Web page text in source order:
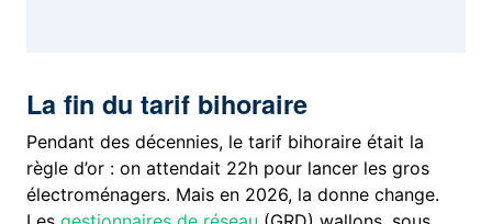
La fin du tarif bihoraire
Pendant des décennies, le tarif bihoraire était la
règle d’or : on attendait 22h pour lancer les gros
électroménagers. Mais en 2026, la donne change.